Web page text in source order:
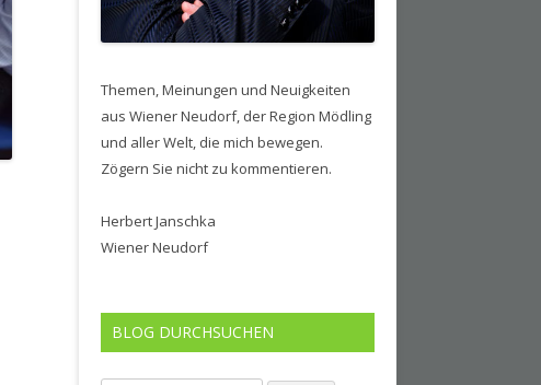
Themen, Meinungen und Neuigkeiten
aus Wiener Neudorf, der Region Mödling
und aller Welt, die mich bewegen.
Zögern Sie nicht zu kommentieren.
Herbert Janschka
Wiener Neudorf
BLOG DURCHSUCHEN